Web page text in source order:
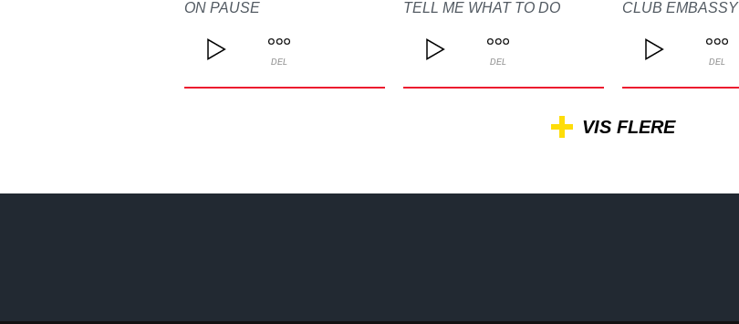
ON PAUSE
DEL
TELL ME WHAT TO DO
DEL
CLUB EMBASSY
DEL
VIS FLERE